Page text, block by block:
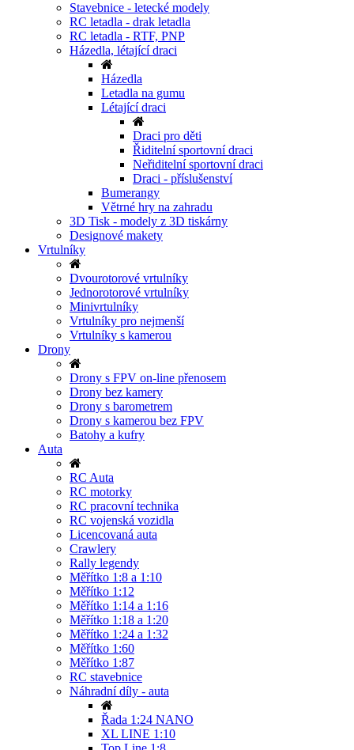
Stavebnice - letecké modely
RC letadla - drak letadla
RC letadla - RTF, PNP
Házedla, létající draci
Házedla
Letadla na gumu
Létající draci
Draci pro děti
Řiditelní sportovní draci
Neřiditelní sportovní draci
Draci - příslušenství
Bumerangy
Větrné hry na zahradu
3D Tisk - modely z 3D tiskárny
Designové makety
Vrtulníky
Dvourotorové vrtulníky
Jednorotorové vrtulníky
Minivrtulníky
Vrtulníky pro nejmenší
Vrtulníky s kamerou
Drony
Drony s FPV on-line přenosem
Drony bez kamery
Drony s barometrem
Drony s kamerou bez FPV
Batohy a kufry
Auta
RC Auta
RC motorky
RC pracovní technika
RC vojenská vozidla
Licencovaná auta
Crawlery
Rally legendy
Měřítko 1:8 a 1:10
Měřítko 1:12
Měřítko 1:14 a 1:16
Měřítko 1:18 a 1:20
Měřítko 1:24 a 1:32
Měřítko 1:60
Měřítko 1:87
RC stavebnice
Náhradní díly - auta
Řada 1:24 NANO
XL LINE 1:10